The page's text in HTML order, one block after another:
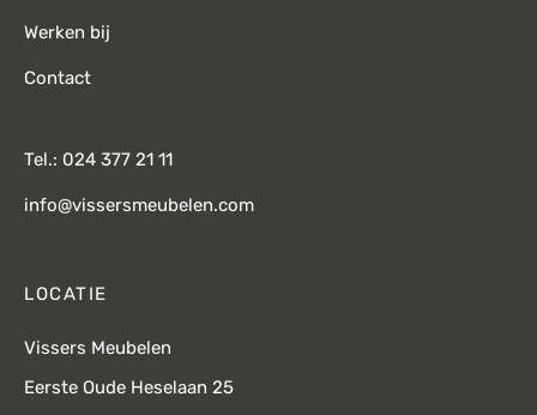
Werken bij
Contact
Tel.: 024 377 21 11
info@vissersmeubelen.com
LOCATIE
Vissers Meubelen
Eerste Oude Heselaan 25